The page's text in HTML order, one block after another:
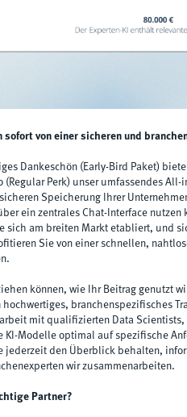
sofort von einer sicheren und
Dankeschön (Early-Bird Paket)
(Regular Perk) unser umfassendes
Speicherung Ihrer
ein zentrales Chat-Interface
sich am breiten Markt etabliert, und
Sie von einer schnellen,
können, wie Ihr Beitrag genutzt
hochwertiges, branchenspezifisches
mit qualifizierten Data
KI-Modelle optimal auf spezifische
jederzeit den Überblick behalten,
wir zusammenarbeiten.
Partner?